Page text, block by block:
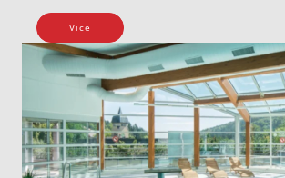
Vice